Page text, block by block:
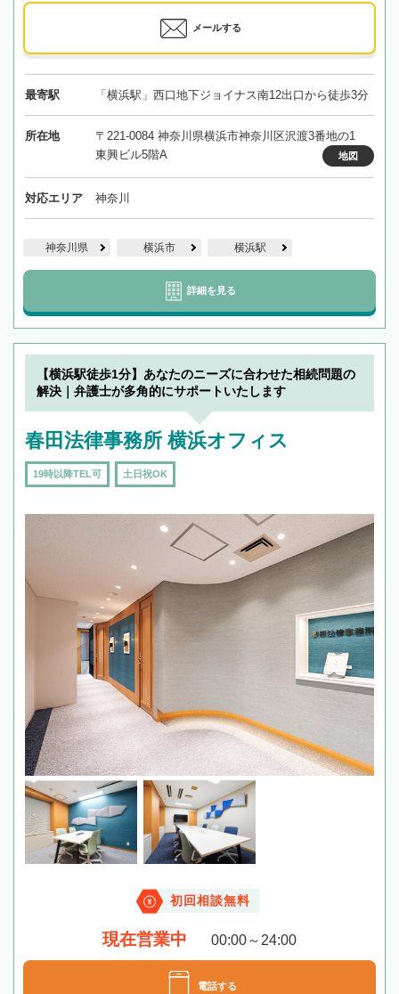
メールする
最寄駅 「横浜駅」西口地下ジョイナス南12出口から徒歩3分
所在地
〒221-0084 神奈川県横浜市神奈川区沢渡3番地の1
東興ビル5階A
地図
対応エリア 神奈川
神奈川県 横浜市 横浜駅
詳細を見る
【横浜駅徒歩1分】あなたのニーズに合わせた相続問題の
解決｜弁護士が多角的にサポートいたします
春田法律事務所 横浜オフィス
19時以降TEL可 土日祝OK
初回相談無料
現在営業中 00:00～24:00
電話する